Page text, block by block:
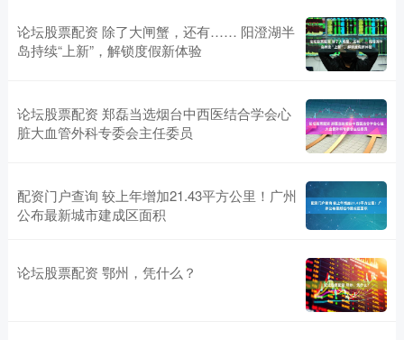
论坛股票配资 除了大闸蟹，还有…… 阳澄湖半
岛持续“上新”，解锁度假新体验
论坛股票配资 郑磊当选烟台中西医结合学会心
脏大血管外科专委会主任委员
配资门户查询 较上年增加21.43平方公里！广州
公布最新城市建成区面积
论坛股票配资 鄂州，凭什么？